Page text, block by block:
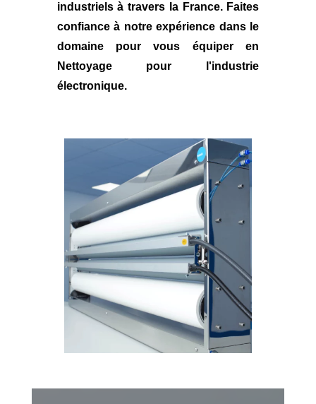
industriels à travers la France. Faites
confiance à notre expérience dans le
domaine pour vous équiper en
Nettoyage pour l'industrie
électronique.